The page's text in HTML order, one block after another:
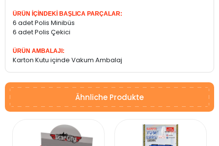
ÜRÜN İÇİNDEKİ BAŞLICA PARÇALAR:
6 adet Polis Minibüs
6 adet Polis Çekici
ÜRÜN AMBALAJI:
Karton Kutu içinde Vakum Ambalaj
Ähnliche Produkte